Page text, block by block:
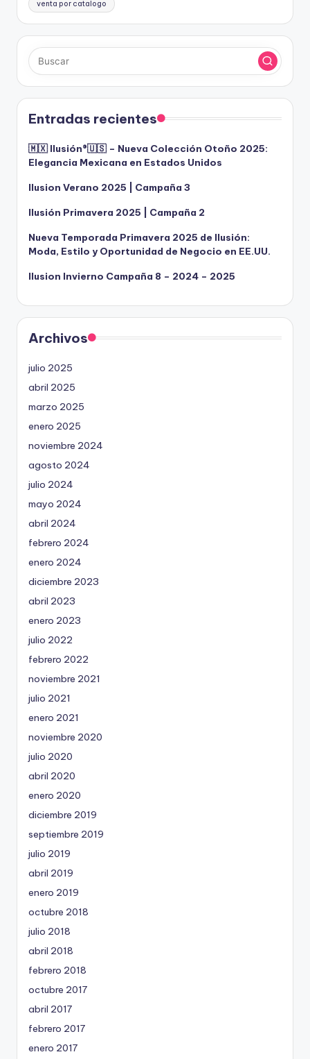
venta por catalogo
Entradas recientes
🇲🇽 Ilusión®️🇺🇸 – Nueva Colección Otoño 2025:
Elegancia Mexicana en Estados Unidos
Ilusion Verano 2025 | Campaña 3
Ilusión Primavera 2025 | Campaña 2
Nueva Temporada Primavera 2025 de Ilusión:
Moda, Estilo y Oportunidad de Negocio en EE.UU.
Ilusion Invierno Campaña 8 – 2024 – 2025
Archivos
julio 2025
abril 2025
marzo 2025
enero 2025
noviembre 2024
agosto 2024
julio 2024
mayo 2024
abril 2024
febrero 2024
enero 2024
diciembre 2023
abril 2023
enero 2023
julio 2022
febrero 2022
noviembre 2021
julio 2021
enero 2021
noviembre 2020
julio 2020
abril 2020
enero 2020
diciembre 2019
septiembre 2019
julio 2019
abril 2019
enero 2019
octubre 2018
julio 2018
abril 2018
febrero 2018
octubre 2017
abril 2017
febrero 2017
enero 2017